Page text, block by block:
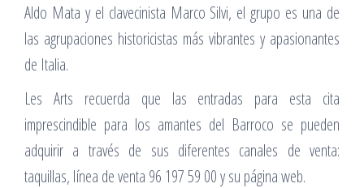
Aldo Mata y el clavecinista Marco Silvi, el grupo es una de
las agrupaciones historicistas más vibrantes y apasionantes
de Italia.
Les Arts recuerda que las entradas para esta cita
imprescindible para los amantes del Barroco se pueden
adquirir a través de sus diferentes canales de venta:
taquillas, línea de venta 96 197 59 00 y su página web.